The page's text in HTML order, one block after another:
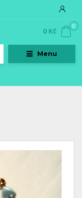
Menu
0
0 Kč